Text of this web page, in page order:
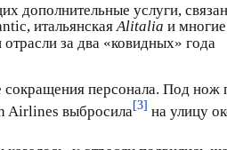
дополнительные услуги,
итальянскаяAlitalia и
за два «ковидных» года
сокращения персонала. Под нож
Airlines выбросила[3] на улицу